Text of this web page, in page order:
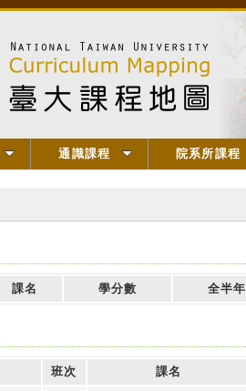
通識課程 院系所課程
課名 學分數 全半年
班次 課名